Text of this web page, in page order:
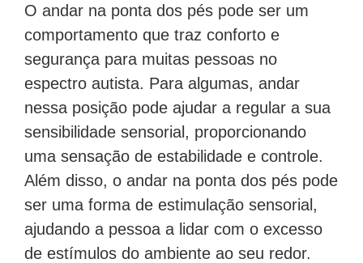
O andar na ponta dos pés pode ser um
comportamento que traz conforto e
segurança para muitas pessoas no
espectro autista. Para algumas, andar
nessa posição pode ajudar a regular a sua
sensibilidade sensorial, proporcionando
uma sensação de estabilidade e controle.
Além disso, o andar na ponta dos pés pode
ser uma forma de estimulação sensorial,
ajudando a pessoa a lidar com o excesso
de estímulos do ambiente ao seu redor.